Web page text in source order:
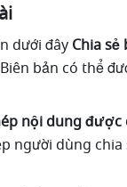
dưới đây Chia
bản có thể
nội dung được
người dùng chia